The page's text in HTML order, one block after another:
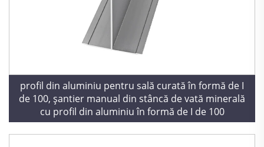
profil din aluminiu pentru sală curată în formă de I
de 100, șantier manual din stâncă de vată minerală
cu profil din aluminiu în formă de I de 100